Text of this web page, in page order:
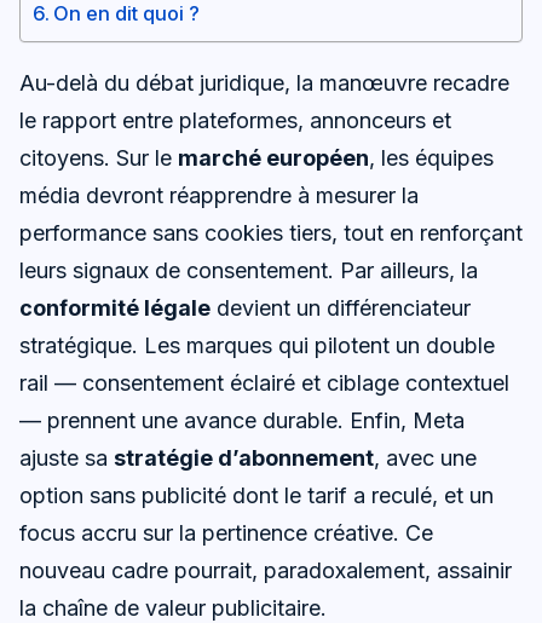
On en dit quoi ?
Au-delà du débat juridique, la manœuvre recadre
le rapport entre plateformes, annonceurs et
citoyens. Sur le marché européen, les équipes
média devront réapprendre à mesurer la
performance sans cookies tiers, tout en renforçant
leurs signaux de consentement. Par ailleurs, la
conformité légale devient un différenciateur
stratégique. Les marques qui pilotent un double
rail — consentement éclairé et ciblage contextuel
— prennent une avance durable. Enfin, Meta
ajuste sa stratégie d’abonnement, avec une
option sans publicité dont le tarif a reculé, et un
focus accru sur la pertinence créative. Ce
nouveau cadre pourrait, paradoxalement, assainir
la chaîne de valeur publicitaire.